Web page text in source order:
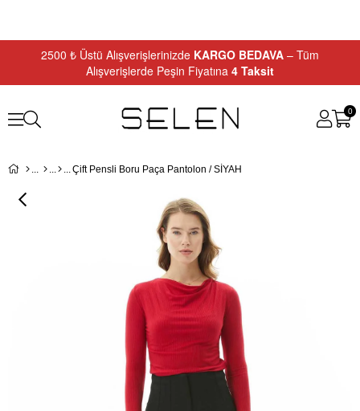
2500 ₺ Üstü Alışverişlerinizde KARGO BEDAVA – Tüm
Alışverişlerde Peşin Fiyatına 4 Taksit
0
Çift Pensli Boru Paça Pantolon / SİYAH